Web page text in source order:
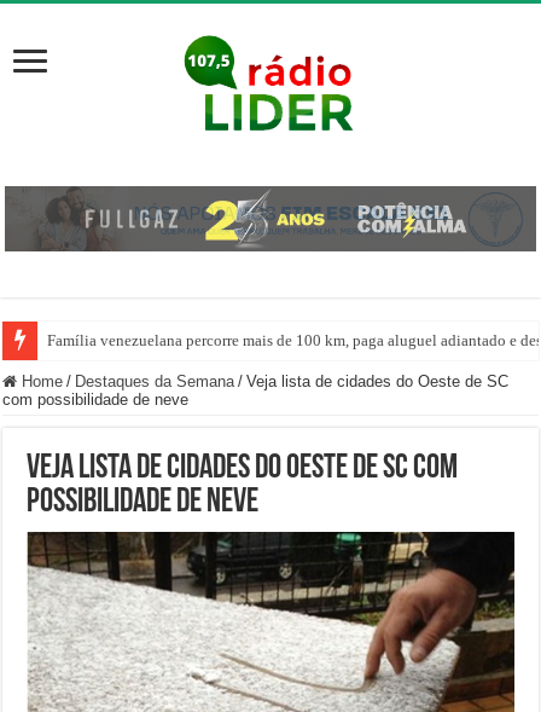
Família venezuelana percorre mais de 100 km, paga aluguel adiantado e
Centro de ciclone fica sobre o oceano e não atinge diretamente SC,
Home / Destaques da Semana / Veja lista de cidades do Oeste de SC
com possibilidade de neve
Veja lista de cidades do Oeste de SC com
possibilidade de neve